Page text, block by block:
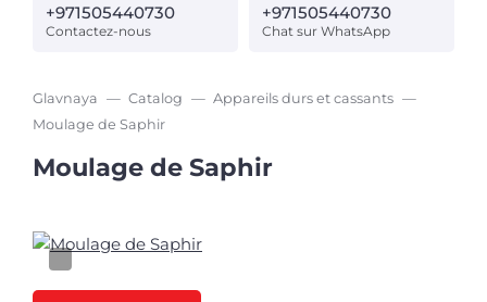
+971505440730
Contactez-nous
+971505440730
Chat sur WhatsApp
Glavnaya Catalog
Appareils durs et cassants
Moulage de Saphir
Moulage de Saphir